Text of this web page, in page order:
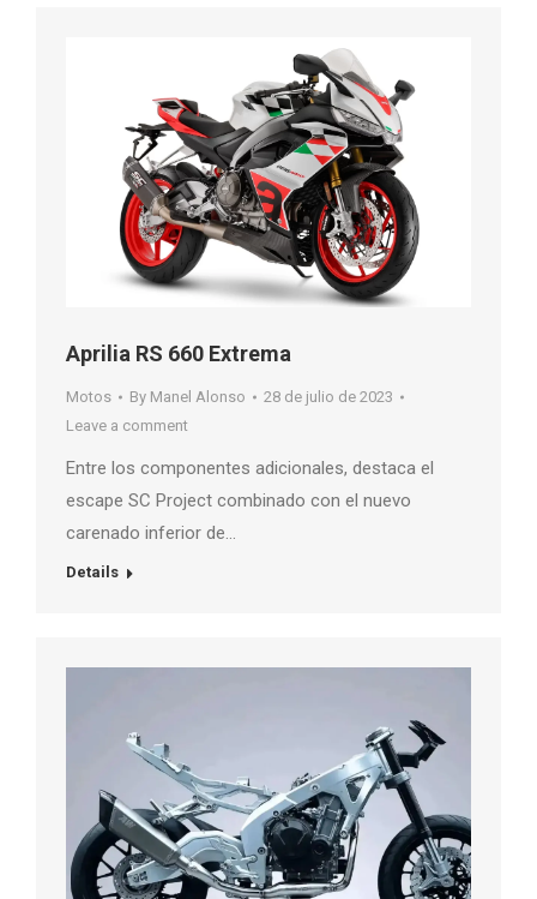
Aprilia RS 660 Extrema
Motos By Manel Alonso
28 de julio de 2023
Leave a comment
Entre los componentes adicionales, destaca el
escape SC Project combinado con el nuevo
carenado inferior de…
Details